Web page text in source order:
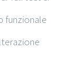
funzionale